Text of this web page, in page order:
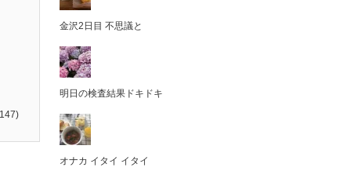
金沢2日目 不思議と
明日の検査結果ドキドキ
オナカ イタイ イタイ